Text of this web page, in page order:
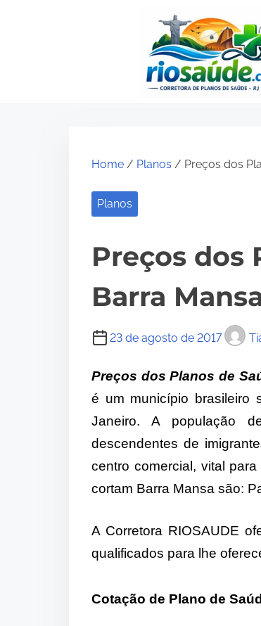
Home / Planos / Preços dos
Planos
Preços dos
Barra
23 de agosto de 2017
Preços dos Planos de
é um município brasileiro
Janeiro. A população
descendentes de
centro comercial, vital
cortam Barra Mansa são:
A Corretora RIOSAUDE
qualificados para lhe
Cotação de Plano de